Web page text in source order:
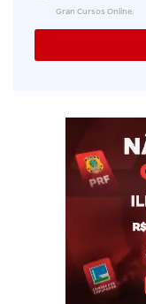
Gran Cursos Online.